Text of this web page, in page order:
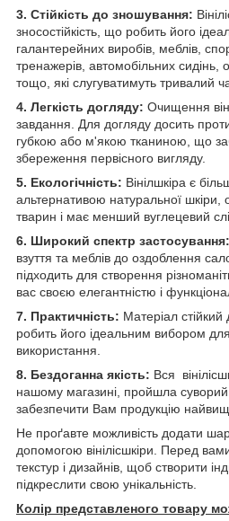
3. Стійкість до зношування:
зносостійкість, що робить його
галантерейних виробів, меблів,
тренажерів, автомобільних сидінь,
тощо, які слугуватимуть тривалий
4. Легкість догляду: Очищення
завдання. Для догляду досить
губкою або м'якою тканиною, що
збереження первісного вигляду.
5. Екологічність: Вінілшкіра є
альтернативою натуральної шкіри,
тварин і має менший вуглецевий
6. Широкий спектр застосування:
взуття та меблів до оздоблення
підходить для створення
вас своєю елегантністю і
7. Практичність: Матеріал
робить його ідеальним вибором
використання.
8. Бездоганна якість: Вся
нашому магазині, пройшла
забезпечити Вам продукцію
Не проґавте можливість додати
допомогою вінілісшкіри. Перед
текстур і дизайнів, щоб створити
підкреслити свою унікальність.
Колір представленого товару